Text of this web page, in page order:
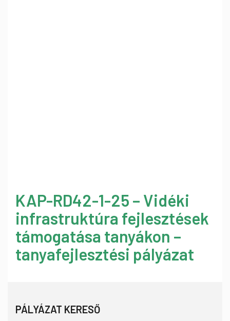
KAP-RD42-1-25 – Vidéki
infrastruktúra fejlesztések
támogatása tanyákon –
tanyafejlesztési pályázat
PÁLYÁZAT KERESŐ